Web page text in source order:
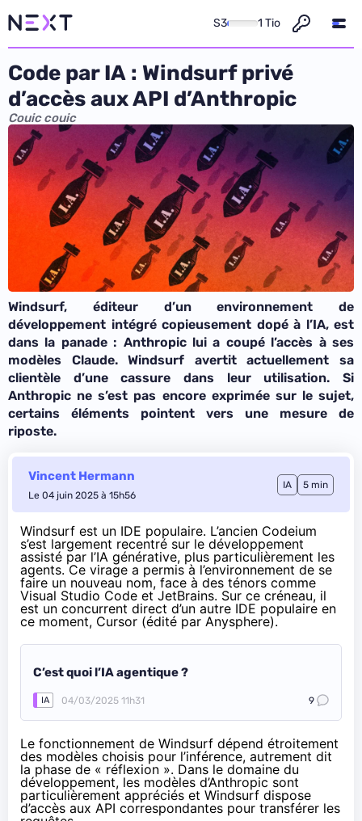
S3 1 Tio
Code par IA : Windsurf privé
d’accès aux API d’Anthropic
Couic couic
Windsurf, éditeur d’un environnement de
développement intégré copieusement dopé à l’IA, est
dans la panade : Anthropic lui a coupé l’accès à ses
modèles Claude. Windsurf avertit actuellement sa
clientèle d’une cassure dans leur utilisation. Si
Anthropic ne s’est pas encore exprimée sur le sujet,
certains éléments pointent vers une mesure de
riposte.
Vincent Hermann
Le 04 juin 2025 à 15h56
IA 5 min
Windsurf est un IDE populaire. L’ancien Codeium
s’est largement recentré sur le développement
assisté par l’IA générative, plus particulièrement les
agents. Ce virage a permis à l’environnement de se
faire un nouveau nom, face à des ténors comme
Visual Studio Code et JetBrains. Sur ce créneau, il
est un concurrent direct d’un autre IDE populaire en
ce moment, Cursor (édité par Anysphere).
C’est quoi l’IA agentique ?
IA 04/03/2025 11h31 9
Le fonctionnement de Windsurf dépend étroitement
des modèles choisis pour l’inférence, autrement dit
la phase de « réflexion ». Dans le domaine du
développement, les modèles d’Anthropic sont
particulièrement appréciés et Windsurf dispose
d’accès aux API correspondantes pour transférer les